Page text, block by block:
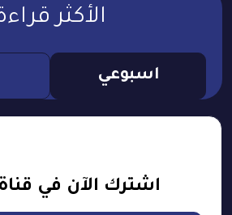
الأكثر
اسبوعي
اشترك الآن في